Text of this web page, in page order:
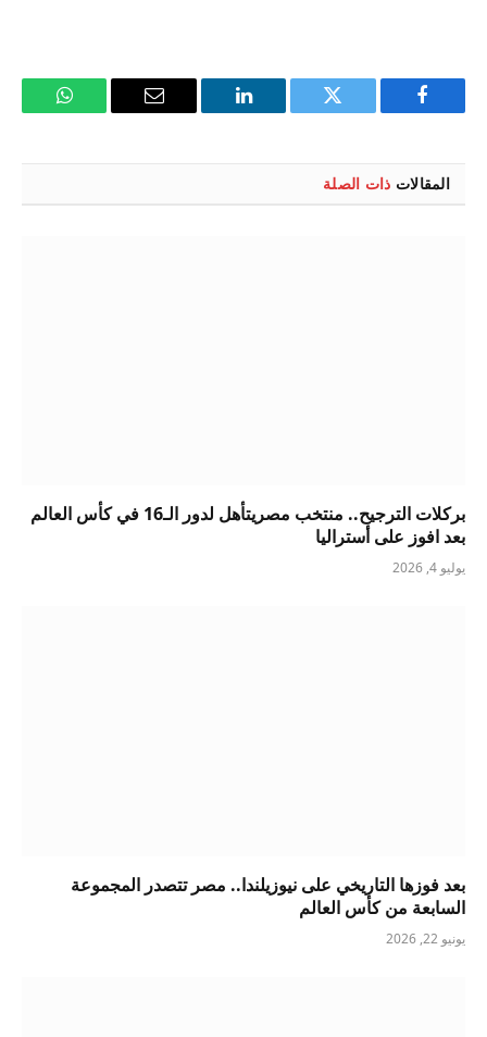
فيسبوك تويتر لينكدإن
البريد
واتساب
المقالات ذات الصلة
بركلات الترجيح.. منتخب مصريتأهل لدور الـ16 في كأس العالم
بعد افوز على أستراليا
يوليو 4, 2026
بعد فوزها التاريخي على نيوزيلندا.. مصر تتصدر المجموعة
السابعة من كأس العالم
يونيو 22, 2026